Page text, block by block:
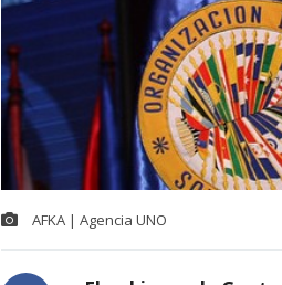
AFKA | Agencia UNO